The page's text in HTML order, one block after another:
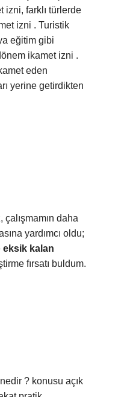
izni, farklı türlerde
izni . Turistik
eğitim gibi
ikamet izni .
eden
yerine getirdikten
çalışmamın daha
yardımcı oldu;
eksik kalan
fırsatı buldum.
? konusu açık